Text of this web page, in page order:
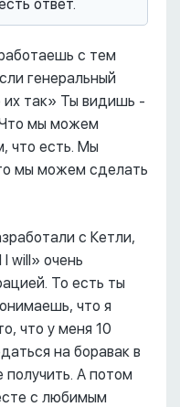
ответ.
с тем
генеральный
их так» Ты видишь -
мы можем
что есть. Мы
мы можем сделать
с Кетли,
will» очень
То есть ты
что я
что у меня 10
на боравак в
А потом
с любимым